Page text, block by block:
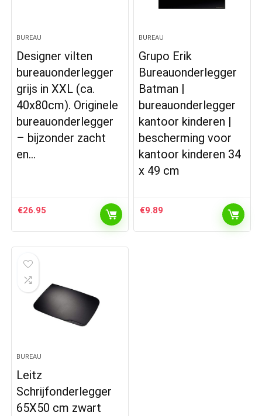
BUREAU
Designer vilten
bureauonderlegger
grijs in XXL (ca.
40x80cm). Originele
bureauonderlegger
– bijzonder zacht
en…
€26.95
BUREAU
Grupo Erik
Bureauonderlegger
Batman |
bureauonderlegger
kantoor kinderen |
bescherming voor
kantoor kinderen 34
x 49 cm
€9.89
BUREAU
Leitz
Schrijfonderlegger
65X50 cm zwart